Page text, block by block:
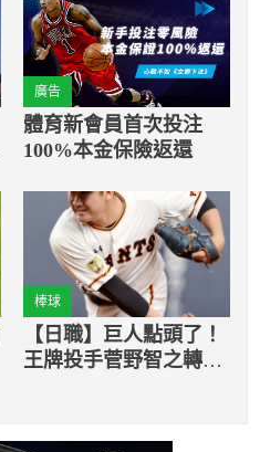
廣告
體育新會員首次投注
100%本金保險返還
棒球
【日職】巨人點頭了！
王牌投手菅野智之轉戰